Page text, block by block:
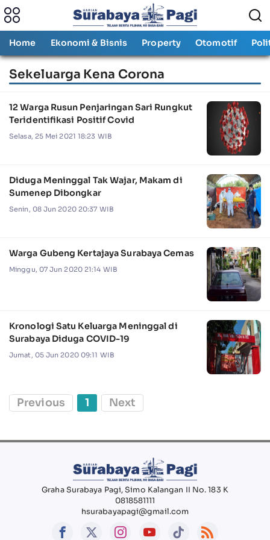
Home Ekonomi & Bisnis Property Otomotif
Sekeluarga Kena Corona
12 Warga Rusun Penjaringan Sari Rungkut
Teridentifikasi Positif Covid
Selasa, 25 Mei 2021 18:23 WIB
Diduga Meninggal Tak Wajar, Makam di
Sumenep Dibongkar
Senin, 08 Jun 2020 20:37 WIB
Warga Gubeng Kertajaya Surabaya Cemas
Minggu, 07 Jun 2020 21:14 WIB
Kronologi Satu Keluarga Meninggal di
Surabaya Diduga COVID-19
Jumat, 05 Jun 2020 09:11 WIB
Previous 1 Next
Graha Surabaya Pagi, Simo Kalangan II No. 183 K
0818581111
hsurabayapagi@gmail.com